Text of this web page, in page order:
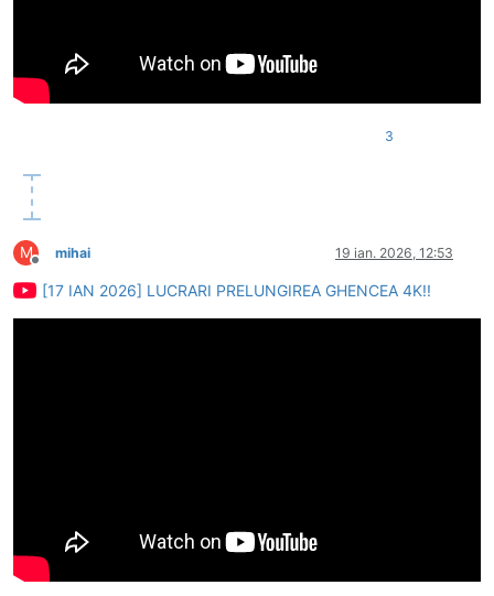
3
M
Deconectat
mihai 19 ian. 2026, 12:53
[17 IAN 2026] LUCRARI PRELUNGIREA GHENCEA 4K!!